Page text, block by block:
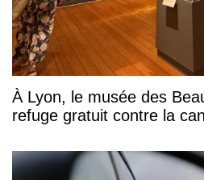
À Lyon, le musée des
refuge gratuit contre la